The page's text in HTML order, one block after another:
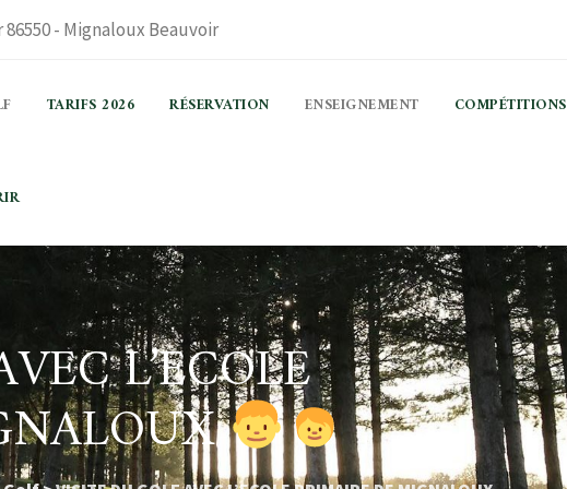
- Mignaloux Beauvoir
TARIFS 2026 RÉSERVATION ENSEIGNEMENT COMPÉTITIONS
L’ECOLE